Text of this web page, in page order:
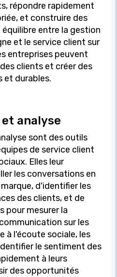
répondre rapidement
et construire des
entre la gestion
et le service client sur
entreprises peuvent
clients et créer des
et durables.
analyse
sont des outils
de service client
Elles leur
les conversations en
d'identifier les
des clients, et de
pour mesurer la
sur les
à l'écoute sociale, les
le sentiment des
à leurs
des opportunités